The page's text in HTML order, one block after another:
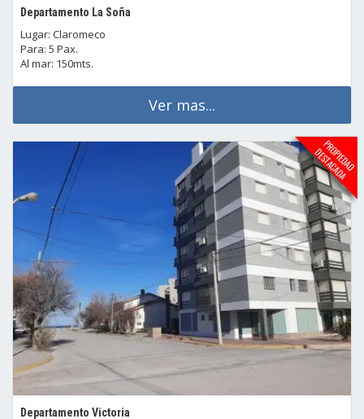
Departamento La Soña
Lugar: Claromeco
Para: 5 Pax.
Al mar: 150mts.
Ver mas...
Departamento Victoria